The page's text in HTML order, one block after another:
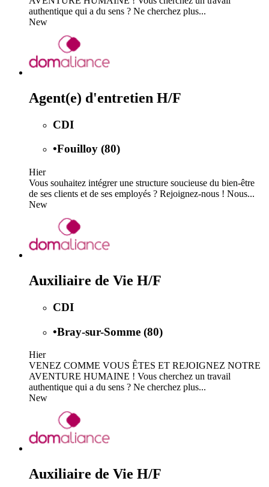
authentique qui a du sens ? Ne cherchez plus...
New
Agent(e) d'entretien H/F
CDI
•Fouilloy (80)
Hier
Vous souhaitez intégrer une structure soucieuse du bien-être
de ses clients et de ses employés ? Rejoignez-nous ! Nous...
New
Auxiliaire de Vie H/F
CDI
•Bray-sur-Somme (80)
Hier
VENEZ COMME VOUS ÊTES ET REJOIGNEZ NOTRE
AVENTURE HUMAINE ! Vous cherchez un travail
authentique qui a du sens ? Ne cherchez plus...
New
Auxiliaire de Vie H/F